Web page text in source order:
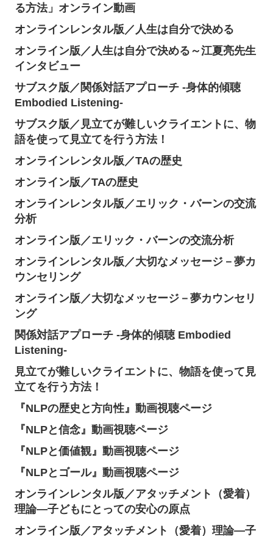
る方法」オンライン動画
オンラインレンタル版／人生は自分で決める
オンライン版／人生は自分で決める～江夏亮先生
インタビュー
サブスク版／関係対話アプローチ -身体的傾聴
Embodied Listening-
サブスク版／見立てが難しいクライエントに、物
語を使って見立てを行う方法！
オンラインレンタル版／TAの歴史
オンライン版／TAの歴史
オンラインレンタル版／エリック・バーンの交流
分析
オンライン版／エリック・バーンの交流分析
オンラインレンタル版／大切なメッセージ－夢カ
ウンセリング
オンライン版／大切なメッセージ－夢カウンセリ
ング
関係対話アプローチ -身体的傾聴 Embodied
Listening-
見立てが難しいクライエントに、物語を使って見
立てを行う方法！
『NLPの歴史と方向性』動画視聴ページ
『NLPと信念』動画視聴ページ
『NLPと価値観』動画視聴ページ
『NLPとゴール』動画視聴ページ
オンラインレンタル版／アタッチメント（愛着）
理論―子どもにとっての安心の原点
オンライン版／アタッチメント（愛着）理論―子